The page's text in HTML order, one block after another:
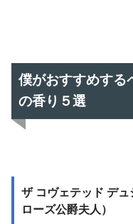
僕がおすすめする
の香り５選
ザ コヴェテッド デ
ローズ公爵夫人）